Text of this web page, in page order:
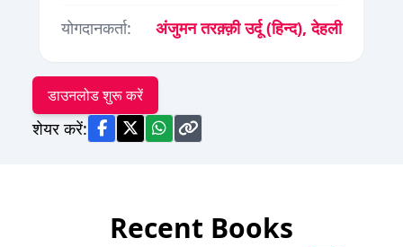
योगदानकर्ता:
अंजुमन तरक़्क़ी उर्दू (हिन्द), देहली
डाउनलोड शुरू करें
शेयर करें:
Recent Books